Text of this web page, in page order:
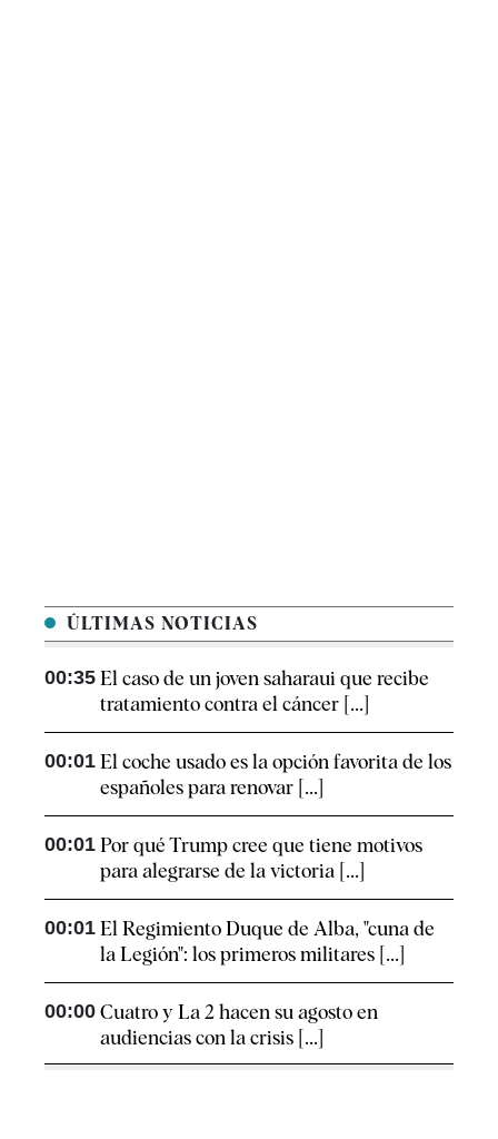
ÚLTIMAS NOTICIAS
00:35 El caso de un joven saharaui que recibe
tratamiento contra el cáncer [...]
00:01 El coche usado es la opción favorita de los
españoles para renovar [...]
00:01 Por qué Trump cree que tiene motivos
para alegrarse de la victoria [...]
00:01 El Regimiento Duque de Alba, "cuna de
la Legión": los primeros militares [...]
00:00 Cuatro y La 2 hacen su agosto en
audiencias con la crisis [...]